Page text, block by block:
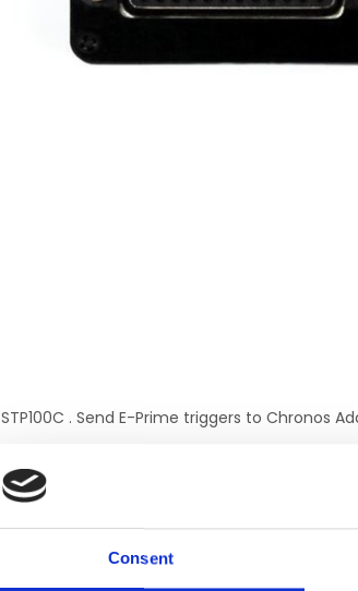
Consent
. Send E-Prime triggers to Chronos
25 to DB-25 cable to directly connect
plug-and-play solution. No parallel port